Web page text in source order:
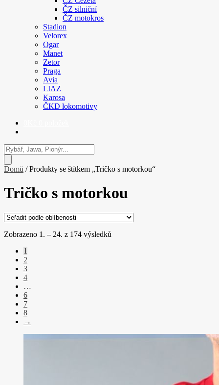
ČZ silniční
ČZ motokros
Stadion
Velorex
Ogar
Manet
Zetor
Praga
Avia
LIAZ
Karosa
ČKD lokomotivy
Hledat
produkty
Domů /Produkty se štítkem „Tričko s motorkou“
Tričko s motorkou
Zobrazeno 1. – 24. z 174 výsledků
1
2
3
4
…
6
7
8
→